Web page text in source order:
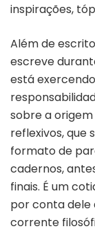
inspirações,
Além de
escreve
está
sobre a
reflexivos, que
formato de
cadernos,
finais. É um
por conta dele
corrente